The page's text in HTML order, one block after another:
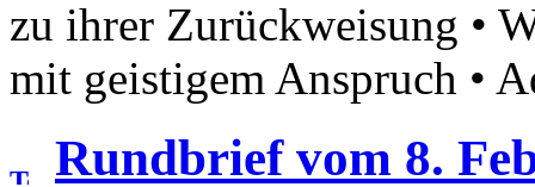
zu ihrer Zurückweisung •
mit geistigem Anspruch •
Rundbrief vom 8.